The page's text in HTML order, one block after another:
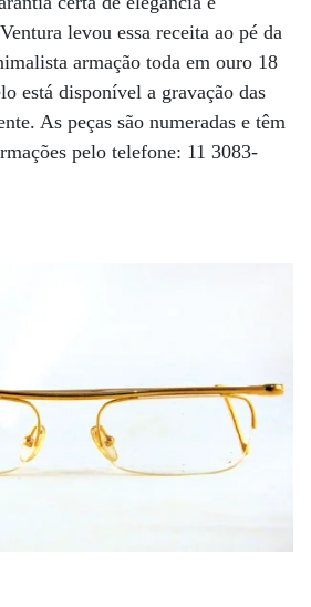
levou essa receita ao pé da
armação toda em ouro 18
está disponível a gravação das
As peças são numeradas e têm
pelo telefone: 11 3083-